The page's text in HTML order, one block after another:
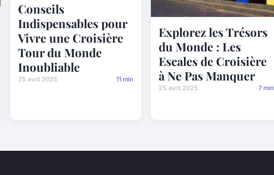
Conseils
Indispensables pour
Vivre une Croisière
Tour du Monde
Inoubliable
25 avril 2025 11 min
Explorez les Trésors
du Monde : Les
Escales de Croisière
à Ne Pas Manquer
25 avril 2025 7 min